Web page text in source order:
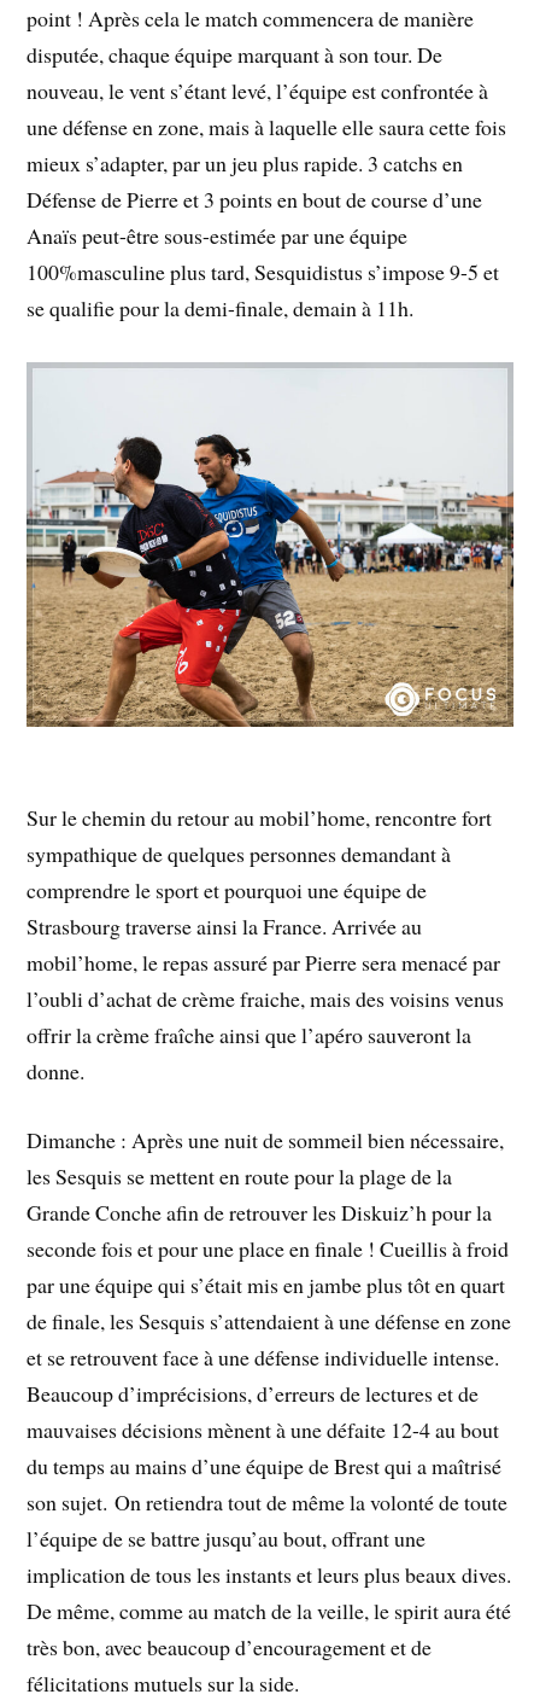
point ! Après cela le match commencera de manière
disputée, chaque équipe marquant à son tour. De
nouveau, le vent s’étant levé, l’équipe est confrontée à
une défense en zone, mais à laquelle elle saura cette fois
mieux s’adapter, par un jeu plus rapide. 3 catchs en
Défense de Pierre et 3 points en bout de course d’une
Anaïs peut-être sous-estimée par une équipe
100%masculine plus tard, Sesquidistus s’impose 9-5 et
se qualifie pour la demi-finale, demain à 11h.
Sur le chemin du retour au mobil’home, rencontre fort
sympathique de quelques personnes demandant à
comprendre le sport et pourquoi une équipe de
Strasbourg traverse ainsi la France. Arrivée au
mobil’home, le repas assuré par Pierre sera menacé par
l’oubli d’achat de crème fraiche, mais des voisins venus
offrir la crème fraîche ainsi que l’apéro sauveront la
donne.
Dimanche : Après une nuit de sommeil bien nécessaire,
les Sesquis se mettent en route pour la plage de la
Grande Conche afin de retrouver les Diskuiz’h pour la
seconde fois et pour une place en finale ! Cueillis à froid
par une équipe qui s’était mis en jambe plus tôt en quart
de finale, les Sesquis s’attendaient à une défense en zone
et se retrouvent face à une défense individuelle intense.
Beaucoup d’imprécisions, d’erreurs de lectures et de
mauvaises décisions mènent à une défaite 12-4 au bout
du temps au mains d’une équipe de Brest qui a maîtrisé
son sujet. On retiendra tout de même la volonté de toute
l’équipe de se battre jusqu’au bout, offrant une
implication de tous les instants et leurs plus beaux dives.
De même, comme au match de la veille, le spirit aura été
très bon, avec beaucoup d’encouragement et de
félicitations mutuels sur la side.